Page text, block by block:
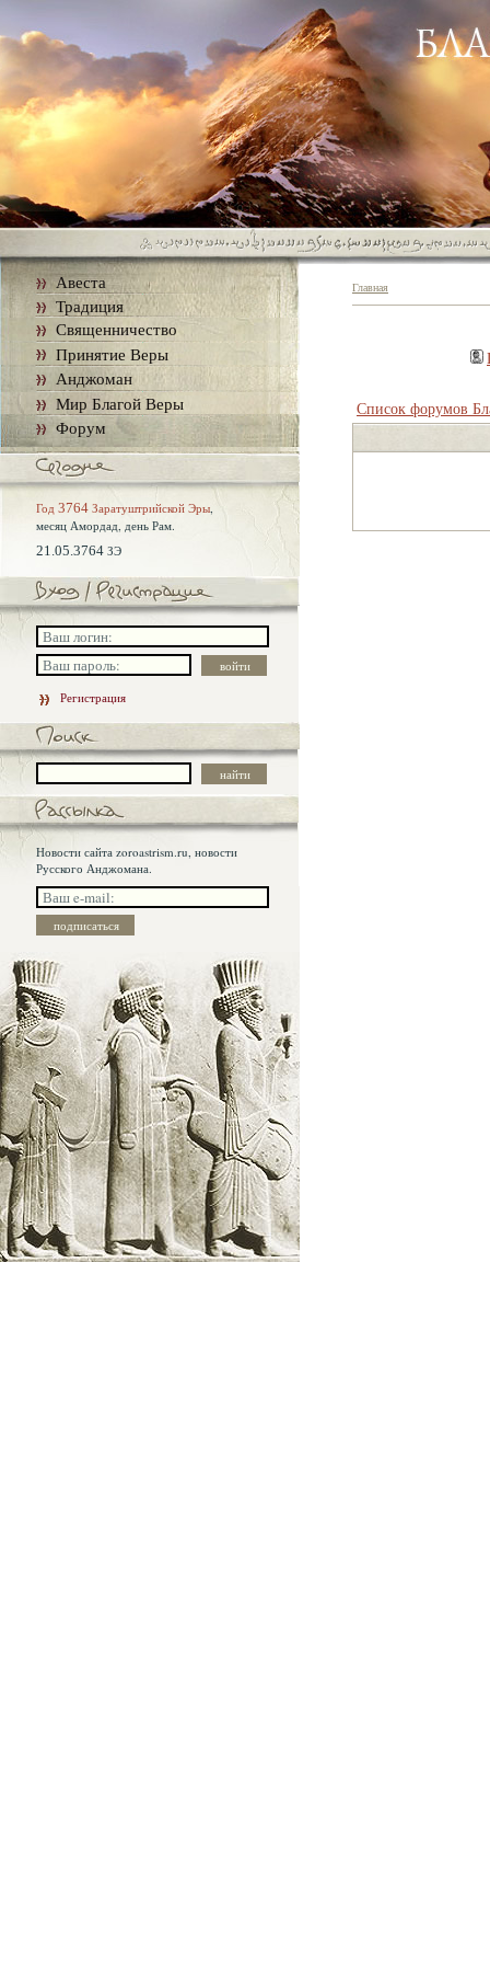
Авеста
Традиция
Священничество
Принятие Веры
Анджоман
Мир Благой Веры
Форум
Год 3764 Заратуштрийской Эры,
месяц Амордад, день Рам.
21.05.3764 ЗЭ
Регистрация
Новости сайта zoroastrism.ru, новости
Русского Анджомана.
Главная
Список форумов